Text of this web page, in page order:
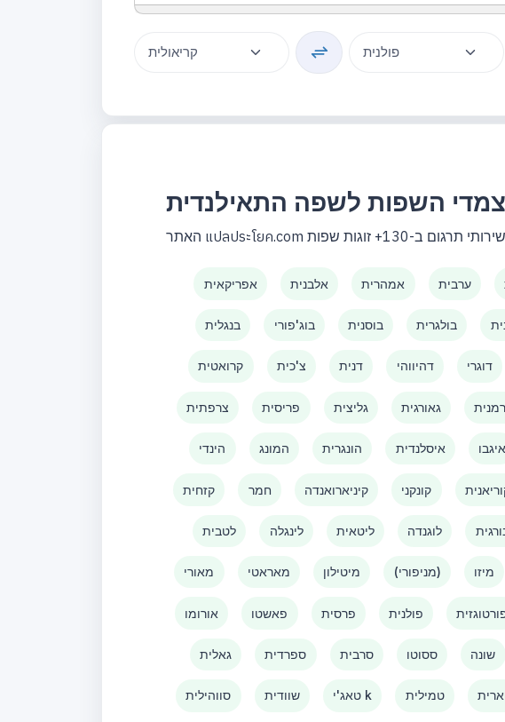
אפריקאית אלבנית אמהרית ערבית
בנגלית בוג'פורי בוסנית בולגרית
קרואטית צ'כית דנית דהיווהי דוגרי
צרפתית פריסית גליצית גאורגית
הינדי המונג הונגרית איסלנדית איגבו
קזחית חמר קיניארואנדה קונקני
לטבית לינגלה ליטאית לוגנדה
מאורי מאראטי מיטילון (מניפורי) מיזו
אורומו פאשטו פרסית פולנית
גאלית ספרדית סרבית ססוטו שונה
סווהילית שוודית טאג'י k טמילית